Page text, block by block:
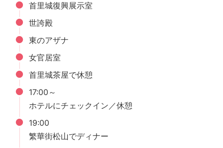
首里城復興展示室
世誇殿
東のアザナ
女官居室
首里城茶屋で休憩
17:00～
ホテルにチェックイン／休憩
19:00
繁華街松山でディナー